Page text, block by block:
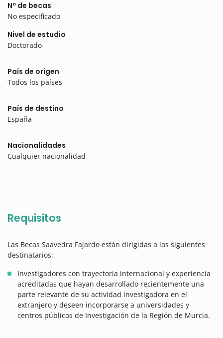
Nº de becas
No especificado
Nivel de estudio
Doctorado
País de origen
Todos los países
País de destino
España
Nacionalidades
Cualquier nacionalidad
Requisitos
Las Becas Saavedra Fajardo están dirigidas a los siguientes
destinatarios:
Investigadores con trayectoria internacional y experiencia
acreditadas que hayan desarrollado recientemente una
parte relevante de su actividad investigadora en el
extranjero y deseen incorporarse a universidades y
centros públicos de Investigación de la Región de Murcia.